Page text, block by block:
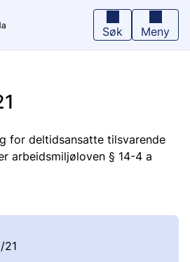
Søk Meny
for deltidsansatte tilsvarende
arbeidsmiljøloven § 14-4 a
21